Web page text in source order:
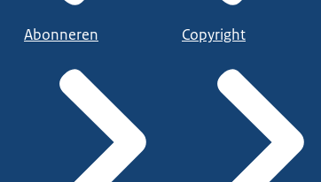
Abonneren Copyright